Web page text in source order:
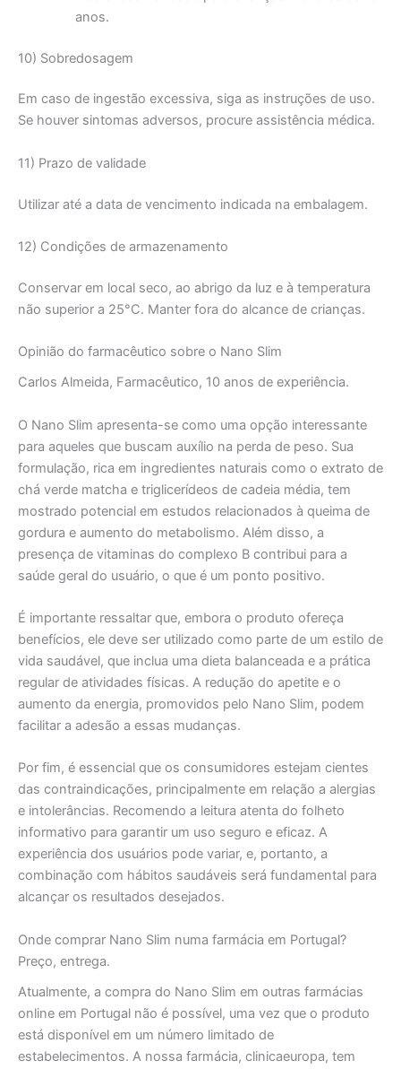
anos.
10) Sobredosagem
Em caso de ingestão excessiva, siga as instruções de uso.
Se houver sintomas adversos, procure assistência médica.
11) Prazo de validade
Utilizar até a data de vencimento indicada na embalagem.
12) Condições de armazenamento
Conservar em local seco, ao abrigo da luz e à temperatura
não superior a 25°C. Manter fora do alcance de crianças.
Opinião do farmacêutico sobre o Nano Slim
Carlos Almeida, Farmacêutico, 10 anos de experiência.
O Nano Slim apresenta-se como uma opção interessante
para aqueles que buscam auxílio na perda de peso. Sua
formulação, rica em ingredientes naturais como o extrato de
chá verde matcha e triglicerídeos de cadeia média, tem
mostrado potencial em estudos relacionados à queima de
gordura e aumento do metabolismo. Além disso, a
presença de vitaminas do complexo B contribui para a
saúde geral do usuário, o que é um ponto positivo.
É importante ressaltar que, embora o produto ofereça
benefícios, ele deve ser utilizado como parte de um estilo de
vida saudável, que inclua uma dieta balanceada e a prática
regular de atividades físicas. A redução do apetite e o
aumento da energia, promovidos pelo Nano Slim, podem
facilitar a adesão a essas mudanças.
Por fim, é essencial que os consumidores estejam cientes
das contraindicações, principalmente em relação a alergias
e intolerâncias. Recomendo a leitura atenta do folheto
informativo para garantir um uso seguro e eficaz. A
experiência dos usuários pode variar, e, portanto, a
combinação com hábitos saudáveis será fundamental para
alcançar os resultados desejados.
Onde comprar Nano Slim numa farmácia em Portugal?
Preço, entrega.
Atualmente, a compra do Nano Slim em outras farmácias
online em Portugal não é possível, uma vez que o produto
está disponível em um número limitado de
estabelecimentos. A nossa farmácia, clinicaeuropa, tem